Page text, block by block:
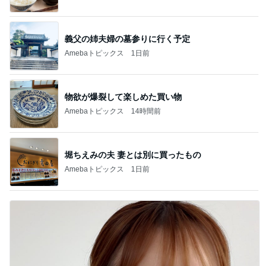
物欲が爆裂して楽しめた買い物
Amebaトピックス 14時間前
堀ちえみの夫 妻とは別に買ったもの
Amebaトピックス 1日前